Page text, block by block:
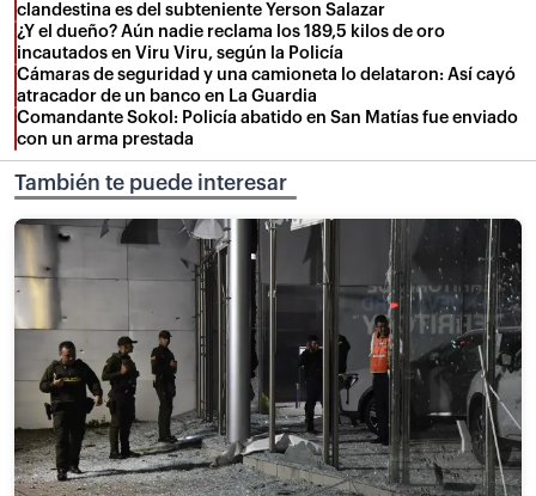
clandestina es del subteniente Yerson Salazar
¿Y el dueño? Aún nadie reclama los 189,5 kilos de oro
incautados en Viru Viru, según la Policía
Cámaras de seguridad y una camioneta lo delataron: Así cayó
atracador de un banco en La Guardia
Comandante Sokol: Policía abatido en San Matías fue enviado
con un arma prestada
También te puede interesar